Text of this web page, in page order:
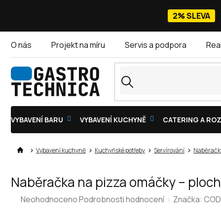
2% SLEVA
O nás Projekt na míru Servis a podpora
VYBAVENÍ BARU VYBAVENÍ KUCHYNĚ CATERING A
Vybavení kuchyně Kuchyňské potřeby Servírování
Naběračka na pizza omáčky –
Průměrné
NeohodnocenoPodrobnosti hodnocení Značka: